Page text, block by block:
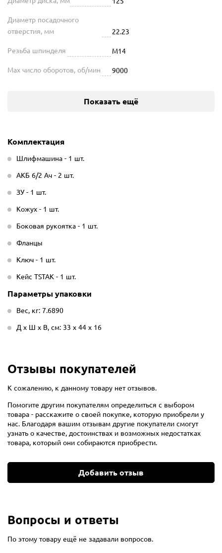
Диаметр посадочного
отверстия, мм
22.23
Резьба шпинделя М14
Max число оборотов, об/мин 9000
Показать ещё
Комплектация
Шлифмашина - 1 шт.
АКБ 6/2 Ач - 2 шт.
ЗУ - 1 шт.
Кожух - 1 шт.
Боковая рукоятка - 1 шт.
Фланцы
Ключ - 1 шт.
Кейс TSTAK - 1 шт.
Параметры упаковки
Вес, кг: 7.6890
Д х Ш х В, см: 33 х 44 х 16
Отзывы покупателей
К сожалению, к данному товару нет отзывов.
Помогите другим покупателям определиться с выбором
товара - расскажите о своей покупке, которую приобрели у
нас. Благодаря вашим отзывам другие покупатели смогут
узнать о качестве, достоинствах и возможных недостатках
товара, который они собираются приобрести.
Добавить отзыв
Вопросы и ответы
По этому товару ещё не задавали вопросов.